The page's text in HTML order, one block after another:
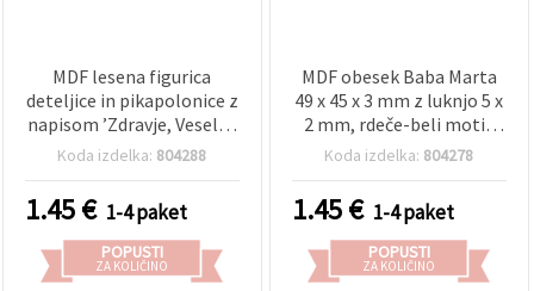
MDF lesena figurica
deteljice in pikapolonice z
napisom ’Zdravje, Veselje,
Sreča’, 33x50x3 mm -
Koda izdelka: 804288
1.45€ 1-4 paket
POPUSTI
ZA KOLIČINO
MDF obesek Baba Marta
49 x 45 x 3 mm z luknjo 5 x
2 mm, rdeče-beli motiv
martenice – paket 5 kosov
Koda izdelka: 804278
1.45€ 1-4 paket
POPUSTI
ZA KOLIČINO